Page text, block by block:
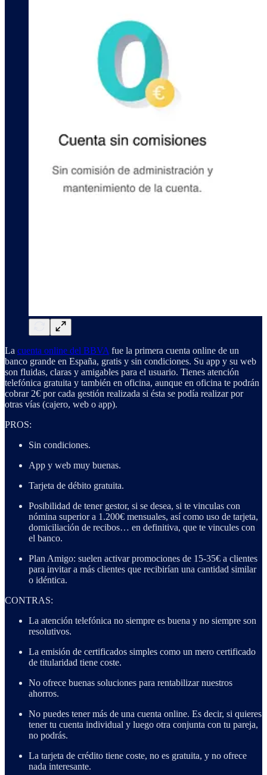
La cuenta online del BBVA fue la primera cuenta online de un
banco grande en España, gratis y sin condiciones. Su app y su web
son fluidas, claras y amigables para el usuario. Tienes atención
telefónica gratuita y también en oficina, aunque en oficina te podrán
cobrar 2€ por cada gestión realizada si ésta se podía realizar por
otras vías (cajero, web o app).
PROS:
Sin condiciones.
App y web muy buenas.
Tarjeta de débito gratuita.
Posibilidad de tener gestor, si se desea, si te vinculas con
nómina superior a 1.200€ mensuales, así como uso de tarjeta,
domiciliación de recibos… en definitiva, que te vincules con
el banco.
Plan Amigo: suelen activar promociones de 15-35€ a clientes
para invitar a más clientes que recibirían una cantidad similar
o idéntica.
CONTRAS:
La atención telefónica no siempre es buena y no siempre son
resolutivos.
La emisión de certificados simples como un mero certificado
de titularidad tiene coste.
No ofrece buenas soluciones para rentabilizar nuestros
ahorros.
No puedes tener más de una cuenta online. Es decir, si quieres
tener tu cuenta individual y luego otra conjunta con tu pareja,
no podrás.
La tarjeta de crédito tiene coste, no es gratuita, y no ofrece
nada interesante.